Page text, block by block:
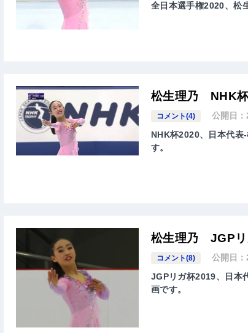
全日本選手権2020、松
松生理乃 NHK
コメント(4) 公開日：
NHK杯2020、日本代
す。
松生理乃 JGP
コメント(8) 公開日：
JGPリガ杯2019、日本
画です。